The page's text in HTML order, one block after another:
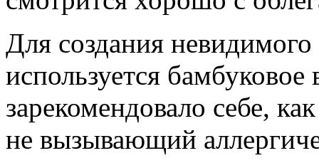
Для создания
используется бамбуковое
зарекомендовало себе,
не вызывающий